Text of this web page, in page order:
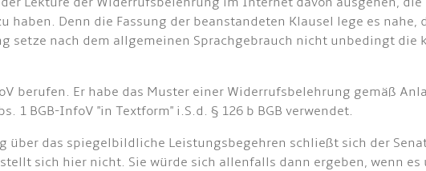
Denn die Fassung der beanstandeten Klausel lege es nahe,
setze nach dem allgemeinen Sprachgebrauch nicht unbedingt die
berufen. Er habe das Muster einer Widerrufsbelehrung gemäß
1 BGB-InfoV "in Textform" i.S.d. § 126 b BGB verwendet.
das spiegelbildliche Leistungsbegehren schließt sich der
sich hier nicht. Sie würde sich allenfalls dann ergeben, wenn es